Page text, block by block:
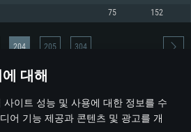
대해
이트 성능 및 사용에 대한 정보를 수
어 기능 제공과 콘텐츠 및 광고를 개
라이언트)
라이언트)
, 최신 그래픽 드라이버를 지원하는 NVIDIA
급의 성능을 가지며 최신 그래픽 드라이버를
만; 최소사양 지원 해상도 720p) 이상
라이언트)
75 152
204 205 304